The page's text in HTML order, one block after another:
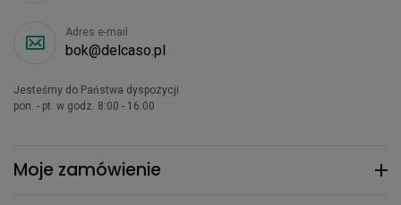
Moje zamówienie
Adres e-mail
bok@delcaso.pl
Jesteśmy do Państwa dyspozycji
pon. - pt. w godz. 8:00 - 16:00